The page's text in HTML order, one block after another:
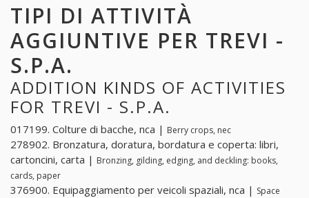
TIPI DI ATTIVITÀ
AGGIUNTIVE PER TREVI -
S.P.A.
ADDITION KINDS OF ACTIVITIES
FOR TREVI - S.P.A.
017199. Colture di bacche, nca | Berry crops, nec
278902. Bronzatura, doratura, bordatura e coperta: libri,
cartoncini, carta | Bronzing, gilding, edging, and deckling: books,
cards, paper
376900. Equipaggiamento per veicoli spaziali, nca | Space